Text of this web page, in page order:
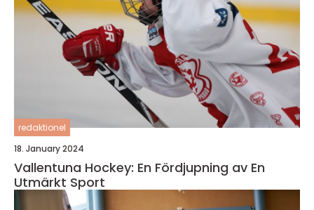
redaktionel
18. January 2024
Vallentuna Hockey: En Fördjupning av En
Utmärkt Sport